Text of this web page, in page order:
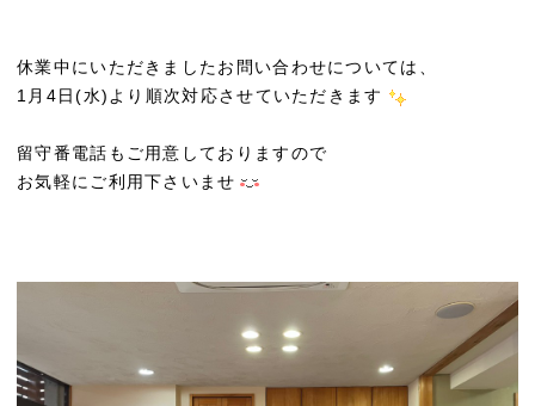
休業中にいただきましたお問い合わせについては、
1月4日(水)より順次対応させていただきます
留守番電話もご用意しておりますので
お気軽にご利用下さいませ